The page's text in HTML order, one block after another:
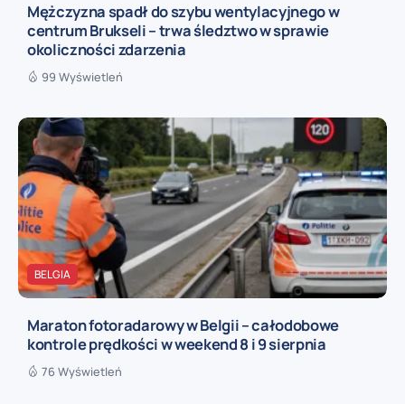
Mężczyzna spadł do szybu wentylacyjnego w
centrum Brukseli – trwa śledztwo w sprawie
okoliczności zdarzenia
99 Wyświetleń
BELGIA
Maraton fotoradarowy w Belgii – całodobowe
kontrole prędkości w weekend 8 i 9 sierpnia
76 Wyświetleń